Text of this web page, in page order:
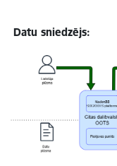
Datu sniedzējs: